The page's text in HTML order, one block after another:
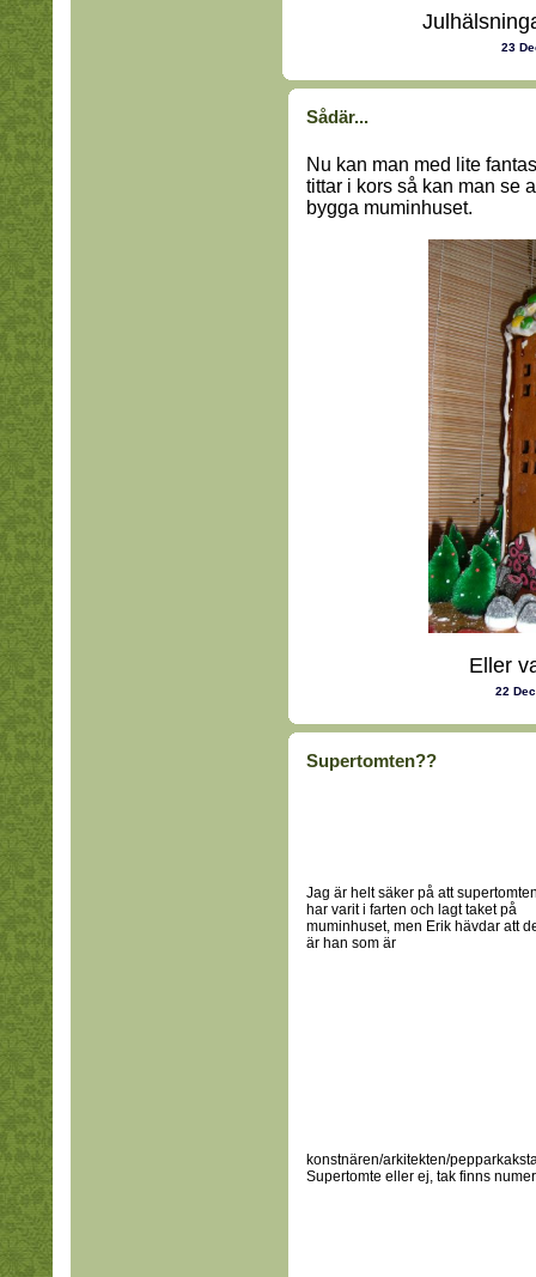
23
Sådär...
Nu kan man med lite
tittar i kors så kan man se
bygga muminhuset.
Eller
22
Supertomten??
Jag är helt säker på att
har varit i farten och lagt taket på
muminhuset, men Erik hävdar att
är han som är
konstnären/arkitekten/
Supertomte eller ej, tak finns